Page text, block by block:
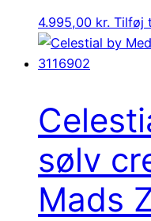
4.995,00 kr. Tilføj
sølv
Mads